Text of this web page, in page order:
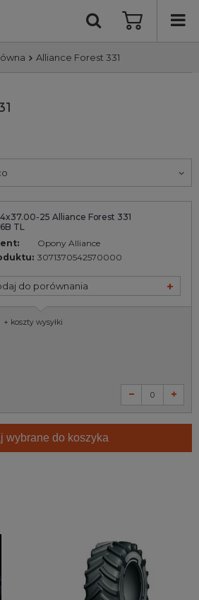
Alliance Forest 331
Wyszukaj
25 Alliance Forest 331
TL
Opony Alliance
3071370542570000
do porównania
+ koszty wysyłki
wybrane do koszyka